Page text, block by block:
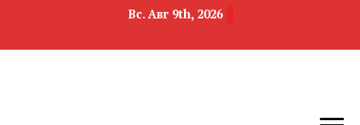
Вс. Авг 9th, 2026